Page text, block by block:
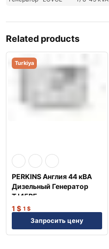
Related products
Turkiya
PERKINS Англия 44 кВА
Дизельный Генератор
TJ45PE
1 $ 1 $
Запросить цену